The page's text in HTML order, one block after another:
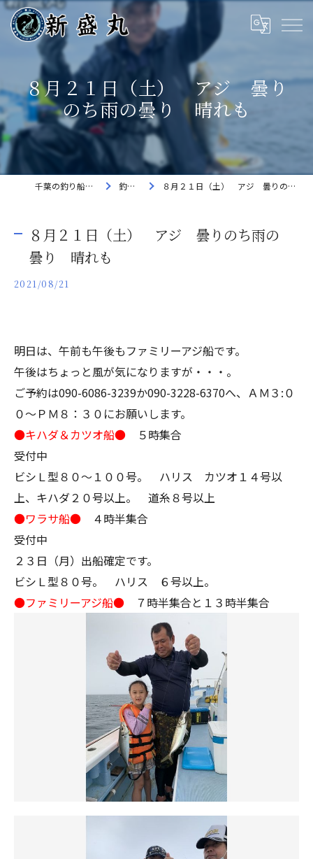
８月２１日（土） アジ 曇り
のち雨の曇り 晴れも
千葉の釣り船なら新盛丸 釣果速報 ８月２１日（土） アジ 曇りのち雨の曇り 晴れも
８月２１日（土） アジ 曇りのち雨の
曇り 晴れも
2021/08/21
明日は、午前も午後もファミリーアジ船です。
午後はちょっと風が気になりますが・・・。
ご予約は090-6086-3239か090-3228-6370へ、ＡＭ３:０
０～ＰＭ８：３０にお願いします。
●キハダ＆カツオ船● ５時集合
受付中
ビシＬ型８０～１００号。 ハリス カツオ１４号以
上、キハダ２０号以上。 道糸８号以上
●ワラサ船● ４時半集合
受付中
２３日（月）出船確定です。
ビシＬ型８０号。 ハリス ６号以上。
●ファミリーアジ船● ７時半集合と１３時半集合